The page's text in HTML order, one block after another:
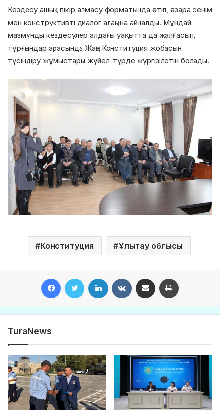
Кездесу ашық пікір алмасу форматында өтіп, өзара сенім
мен конструктивті диалог алаңына айналды. Мұндай
мазмұнды кездесулер алдағы уақытта да жалғасып,
тұрғындар арасында Жаңа Конституция жобасын
түсіндіру жұмыстары жүйелі түрде жүргізілетін болады.
Конституция Ұлытау облысы
TuraNews